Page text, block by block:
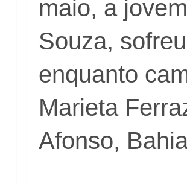
maio, a
Souza,
enquanto
Marieta
Afonso,